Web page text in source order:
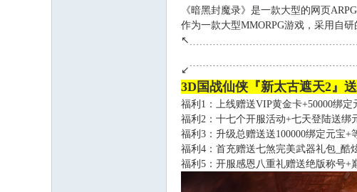
《暗黑封魔录》是一款大型的网页
作为一款大型MMORPG游戏，采用自研
3D国战仙侠『新太古遮天2』
福利1：上线赠送VIP黄金卡+50000绑定
福利2：十七个开服活动+七天登陆送绑
福利3：升级总赠送送100000绑定元宝+
福利4：首充赠送七煞完美武器礼包_酷
福利5：开服感恩八重礼赠送绝版称号+